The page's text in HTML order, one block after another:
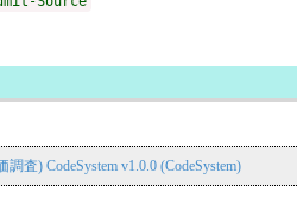
査) CodeSystem v1.0.0 (CodeSystem)